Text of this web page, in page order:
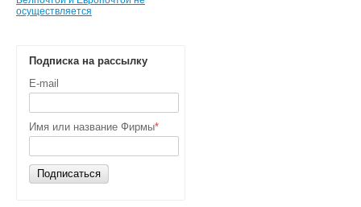
осуществляется
Подписка на рассылку
E-mail
Имя или название Фирмы*
Подписаться